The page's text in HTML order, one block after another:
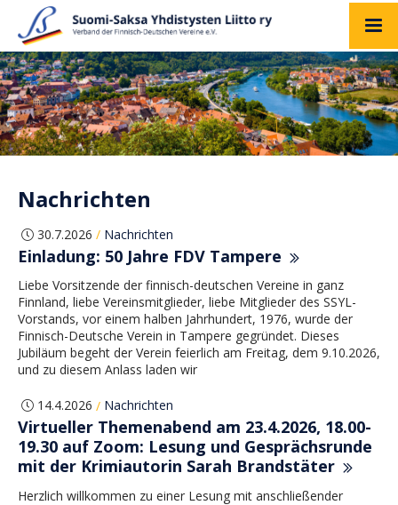
Nachrichten
30.7.2026/ Nachrichten
Einladung: 50 Jahre FDV Tampere
Liebe Vorsitzende der finnisch-deutschen Vereine in ganz
Finnland, liebe Vereinsmitglieder, liebe Mitglieder des SSYL-
Vorstands, vor einem halben Jahrhundert, 1976, wurde der
Finnisch-Deutsche Verein in Tampere gegründet. Dieses
Jubiläum begeht der Verein feierlich am Freitag, dem 9.10.2026,
und zu diesem Anlass laden wir
14.4.2026/ Nachrichten
Virtueller Themenabend am 23.4.2026, 18.00-
19.30 auf Zoom: Lesung und Gesprächsrunde
mit der Krimiautorin Sarah Brandstäter
Herzlich willkommen zu einer Lesung mit anschließender